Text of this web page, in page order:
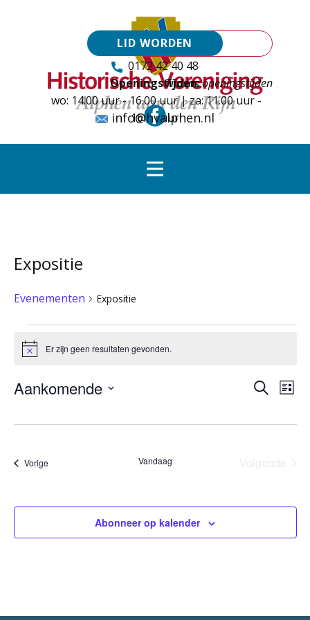
LID WORDEN
0172 42 40 48
Tijdens openingstijden
Openingstijden:
wo: 14.00 uur - 16.00 uur | za: 11.00 uur -
16.00 uur
info@hvalphen.nl
Expositie
Evenementen Expositie
Evenementen
BerichtEr zijn geen resultaten gevonden.
Zoeken
Lijst
Aankomende
een
VorigeEvenementen Vandaag
Abonneer op kalender